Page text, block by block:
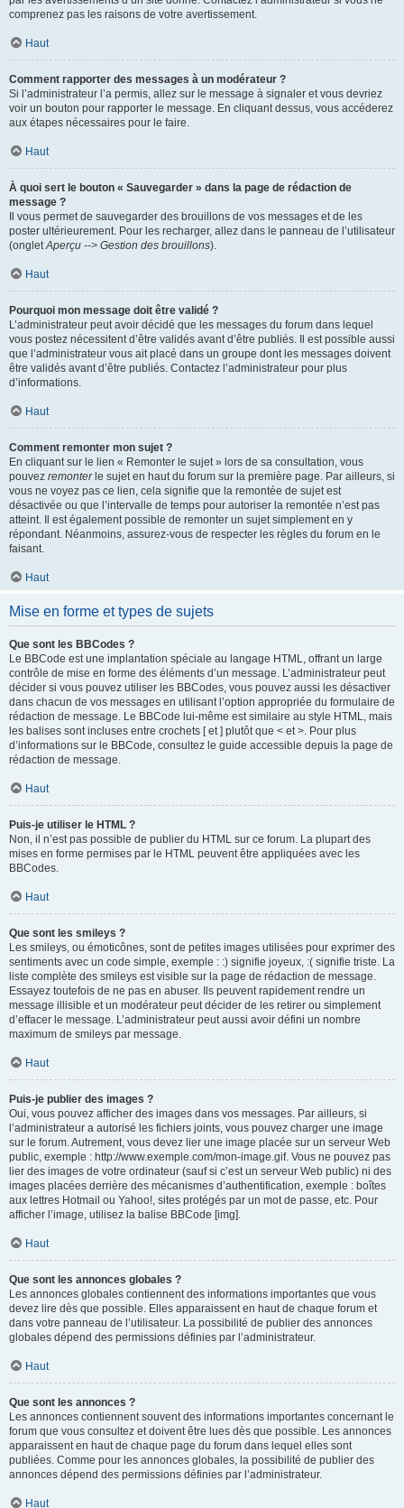
comprenez pas les raisons de votre avertissement.
Haut
Comment rapporter des messages à un modérateur ?
Si l’administrateur l’a permis, allez sur le message à signaler et vous devriez
voir un bouton pour rapporter le message. En cliquant dessus, vous accéderez
aux étapes nécessaires pour le faire.
Haut
À quoi sert le bouton « Sauvegarder » dans la page de rédaction de
message ?
Il vous permet de sauvegarder des brouillons de vos messages et de les
poster ultérieurement. Pour les recharger, allez dans le panneau de l’utilisateur
(ongletAperçu --> Gestion des brouillons).
Haut
Pourquoi mon message doit être validé ?
L’administrateur peut avoir décidé que les messages du forum dans lequel
vous postez nécessitent d’être validés avant d’être publiés. Il est possible aussi
que l’administrateur vous ait placé dans un groupe dont les messages doivent
être validés avant d’être publiés. Contactez l’administrateur pour plus
d’informations.
Haut
Comment remonter mon sujet ?
En cliquant sur le lien « Remonter le sujet » lors de sa consultation, vous
pouvez remonterle sujet en haut du forum sur la première page. Par ailleurs, si
vous ne voyez pas ce lien, cela signifie que la remontée de sujet est
désactivée ou que l’intervalle de temps pour autoriser la remontée n’est pas
atteint. Il est également possible de remonter un sujet simplement en y
répondant. Néanmoins, assurez-vous de respecter les règles du forum en le
faisant.
Haut
Mise en forme et types de sujets
Que sont les BBCodes ?
Le BBCode est une implantation spéciale au langage HTML, offrant un large
contrôle de mise en forme des éléments d’un message. L’administrateur peut
décider si vous pouvez utiliser les BBCodes, vous pouvez aussi les désactiver
dans chacun de vos messages en utilisant l’option appropriée du formulaire de
rédaction de message. Le BBCode lui-même est similaire au style HTML, mais
les balises sont incluses entre crochets [ et ] plutôt que < et >. Pour plus
d’informations sur le BBCode, consultez le guide accessible depuis la page de
rédaction de message.
Haut
Puis-je utiliser le HTML ?
Non, il n’est pas possible de publier du HTML sur ce forum. La plupart des
mises en forme permises par le HTML peuvent être appliquées avec les
BBCodes.
Haut
Que sont les smileys ?
Les smileys, ou émoticônes, sont de petites images utilisées pour exprimer des
sentiments avec un code simple, exemple : :) signifie joyeux, :( signifie triste. La
liste complète des smileys est visible sur la page de rédaction de message.
Essayez toutefois de ne pas en abuser. Ils peuvent rapidement rendre un
message illisible et un modérateur peut décider de les retirer ou simplement
d’effacer le message. L’administrateur peut aussi avoir défini un nombre
maximum de smileys par message.
Haut
Puis-je publier des images ?
Oui, vous pouvez afficher des images dans vos messages. Par ailleurs, si
l’administrateur a autorisé les fichiers joints, vous pouvez charger une image
sur le forum. Autrement, vous devez lier une image placée sur un serveur Web
public, exemple : http://www.exemple.com/mon-image.gif. Vous ne pouvez pas
lier des images de votre ordinateur (sauf si c’est un serveur Web public) ni des
images placées derrière des mécanismes d’authentification, exemple : boîtes
aux lettres Hotmail ou Yahoo!, sites protégés par un mot de passe, etc. Pour
afficher l’image, utilisez la balise BBCode [img].
Haut
Que sont les annonces globales ?
Les annonces globales contiennent des informations importantes que vous
devez lire dès que possible. Elles apparaissent en haut de chaque forum et
dans votre panneau de l’utilisateur. La possibilité de publier des annonces
globales dépend des permissions définies par l’administrateur.
Haut
Que sont les annonces ?
Les annonces contiennent souvent des informations importantes concernant le
forum que vous consultez et doivent être lues dès que possible. Les annonces
apparaissent en haut de chaque page du forum dans lequel elles sont
publiées. Comme pour les annonces globales, la possibilité de publier des
annonces dépend des permissions définies par l’administrateur.
Haut